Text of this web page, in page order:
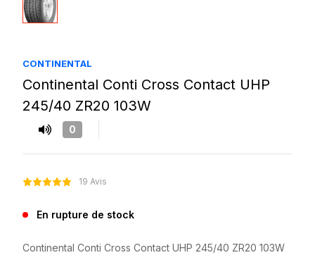
CONTINENTAL
Continental Conti Cross Contact UHP
245/40 ZR20 103W
0
19 Avis
En rupture de stock
Continental Conti Cross Contact UHP 245/40 ZR20 103W